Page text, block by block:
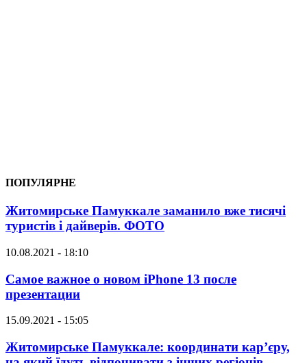
ПОПУЛЯРНЕ
Житомирське Памуккале заманило вже тисячі
туристів і дайверів. ФОТО
10.08.2021 - 18:10
Самое важное о новом iPhone 13 после
презентации
15.09.2021 - 15:05
Житомирське Памуккале: координати кар’єру,